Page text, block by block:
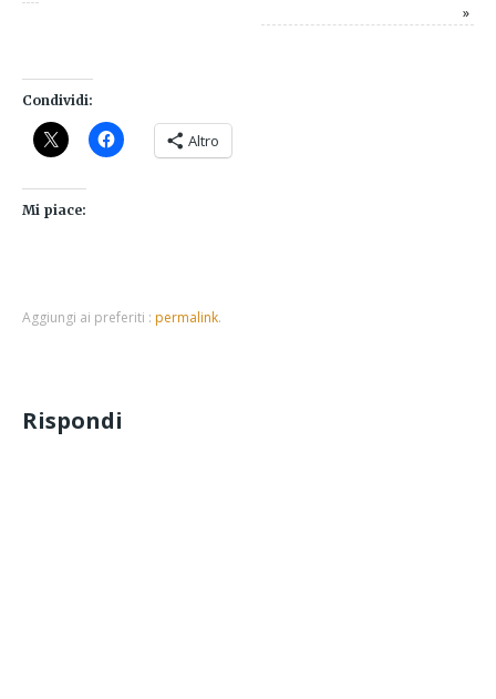
»
Condividi:
Altro
Mi piace:
Aggiungi ai preferiti : permalink.
Rispondi